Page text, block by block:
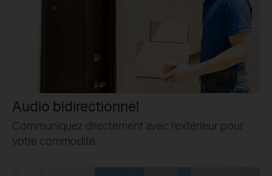
Audio bidirectionnel
Communiquez directement avec l'extérieur pour
votre commodité.